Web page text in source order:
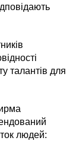
талантів для
людей: